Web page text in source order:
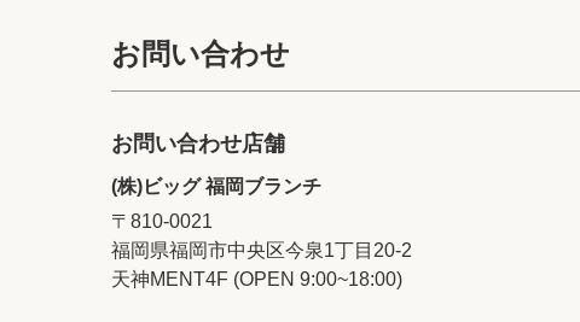
お問い合わせ
お問い合わせ店舗
(株)ビッグ 福岡ブランチ
〒810-0021
福岡県福岡市中央区今泉1丁目20‐2
天神MENT4F (OPEN 9:00~18:00)